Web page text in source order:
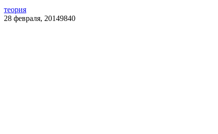
теория
28 февраля, 20149840